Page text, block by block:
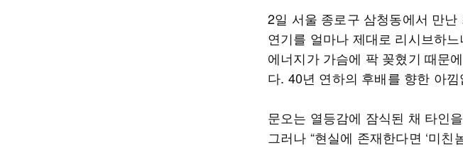
2일 서울 종로구 삼청동에서 만
연기를 얼마나 제대로 리시브하
에너지가 가슴에 팍 꽂혔기 때문
다. 40년 연하의 후배를 향한 아
문오는 열등감에 잠식된 채 타인
그러나 “현실에 존재한다면 ‘미